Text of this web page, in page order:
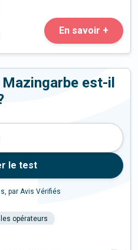
En savoir +
est-il
le test
par Avis Vérifiés
opérateurs